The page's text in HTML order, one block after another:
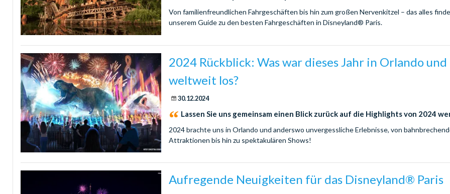
Von familienfreundlichen Fahrgeschäften bis hin zum großen Nervenkitzel – das alles
unserem Guide zu den besten Fahrgeschäften in Disneyland® Paris.
2024 Rückblick: Was war dieses Jahr in Orlando und
weltweit los?
30.12.2024
Lassen Sie uns gemeinsam einen Blick zurück auf die Highlights von 2024
2024 brachte uns in Orlando und anderswo unvergessliche Erlebnisse, von
Attraktionen bis hin zu spektakulären Shows!
Aufregende Neuigkeiten für das Disneyland® Paris